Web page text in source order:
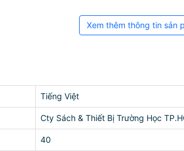
Xem thêm thông tin sản
Tiếng Việt
Cty Sách & Thiết Bị Trường Học
40